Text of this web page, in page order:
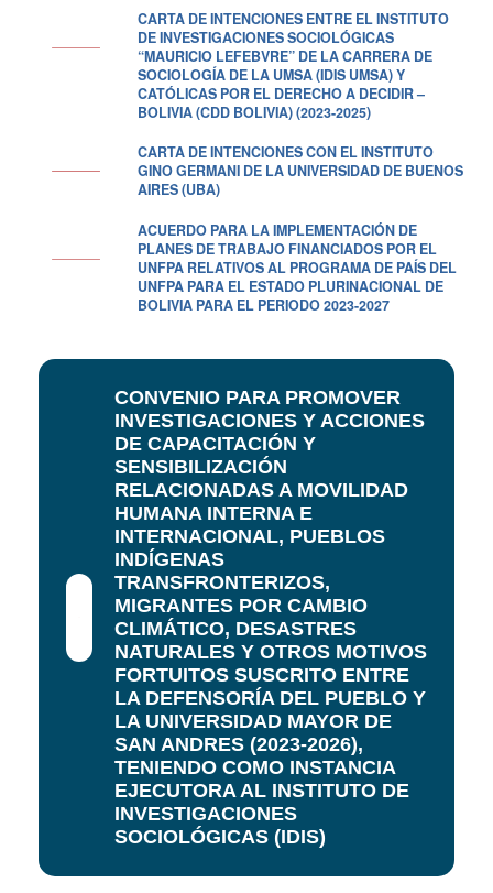
CARTA DE INTENCIONES ENTRE EL INSTITUTO
DE INVESTIGACIONES SOCIOLÓGICAS
“MAURICIO LEFEBVRE” DE LA CARRERA DE
SOCIOLOGÍA DE LA UMSA (IDIS UMSA) Y
CATÓLICAS POR EL DERECHO A DECIDIR –
BOLIVIA (CDD BOLIVIA) (2023-2025)
CARTA DE INTENCIONES CON EL INSTITUTO
GINO GERMANI DE LA UNIVERSIDAD DE BUENOS
AIRES (UBA)
ACUERDO PARA LA IMPLEMENTACIÓN DE
PLANES DE TRABAJO FINANCIADOS POR EL
UNFPA RELATIVOS AL PROGRAMA DE PAÍS DEL
UNFPA PARA EL ESTADO PLURINACIONAL DE
BOLIVIA PARA EL PERIODO 2023-2027
CONVENIO PARA PROMOVER
INVESTIGACIONES Y ACCIONES
DE CAPACITACIÓN Y
SENSIBILIZACIÓN
RELACIONADAS A MOVILIDAD
HUMANA INTERNA E
INTERNACIONAL, PUEBLOS
INDÍGENAS
TRANSFRONTERIZOS,
MIGRANTES POR CAMBIO
CLIMÁTICO, DESASTRES
NATURALES Y OTROS MOTIVOS
FORTUITOS SUSCRITO ENTRE
LA DEFENSORÍA DEL PUEBLO Y
LA UNIVERSIDAD MAYOR DE
SAN ANDRES (2023-2026),
TENIENDO COMO INSTANCIA
EJECUTORA AL INSTITUTO DE
INVESTIGACIONES
SOCIOLÓGICAS (IDIS)